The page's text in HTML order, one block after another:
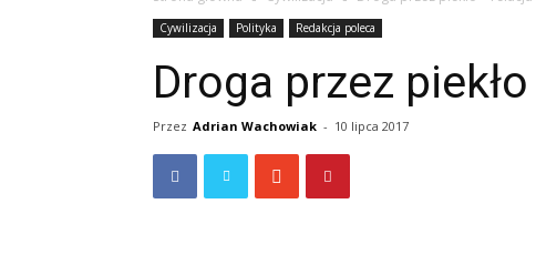
Cywilizacja Polityka Redakcja poleca
Droga przez
Przez Adrian Wachowiak - 10 lipca 2017